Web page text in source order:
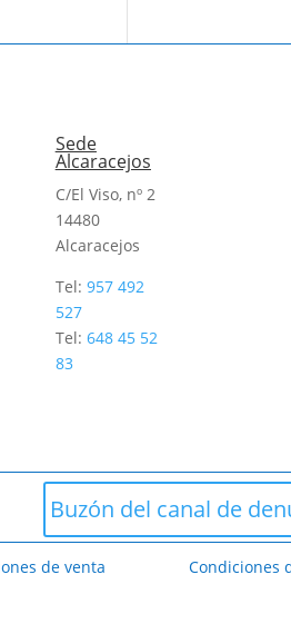
Sede
Alcaracejos
C/El Viso, nº 2
14480
Alcaracejos
Tel: 957 492
527
Tel: 648 45 52
83
Buzón del canal de
de venta Condiciones